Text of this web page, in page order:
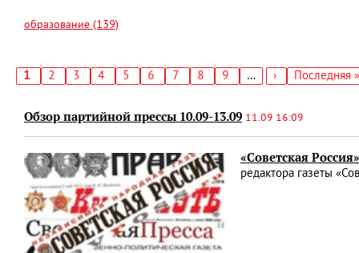
образование (139)
Текущая
1 Страница
2 Страница
3 Страница
4 Страница
5 Страница
6 Страница
7 Страница
8 Страница
9 …
Следующая
›
Последняя
Последняя »
Обзор партийной прессы 10.09-13.09 11.09 16:09
«Советская
редактора газеты